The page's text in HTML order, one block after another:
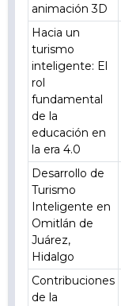
animación 3D
Hacia un
turismo
inteligente: El
rol
fundamental
de la
educación en
la era 4.0
Desarrollo de
Turismo
Inteligente en
Omitlán de
Juárez,
Hidalgo
Contribuciones
de la